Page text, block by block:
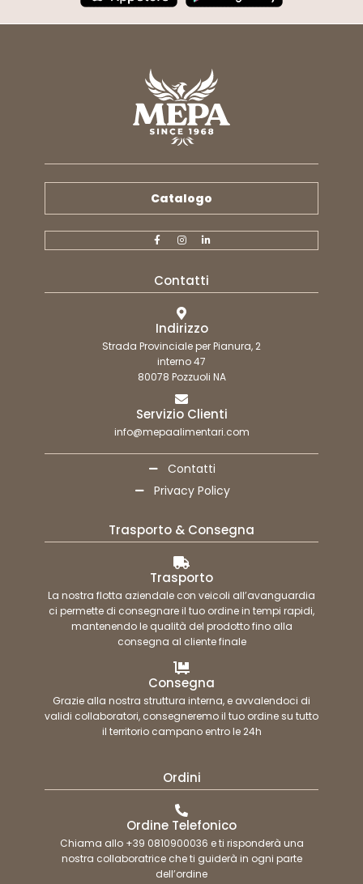
Catalogo
Contatti
Indirizzo
Strada Provinciale per Pianura, 2
interno 47
80078 Pozzuoli NA
Servizio Clienti
info@mepaalimentari.com
Contatti
Privacy Policy
Trasporto & Consegna
Trasporto
La nostra flotta aziendale con veicoli all’avanguardia
ci permette di consegnare il tuo ordine in tempi rapidi,
mantenendo le qualità del prodotto fino alla
consegna al cliente finale
Consegna
Grazie alla nostra struttura interna, e avvalendoci di
validi collaboratori, consegneremo il tuo ordine su tutto
il territorio campano entro le 24h
Ordini
Ordine Telefonico
Chiama allo +39 0810900036 e ti risponderà una
nostra collaboratrice che ti guiderà in ogni parte
dell’ordine